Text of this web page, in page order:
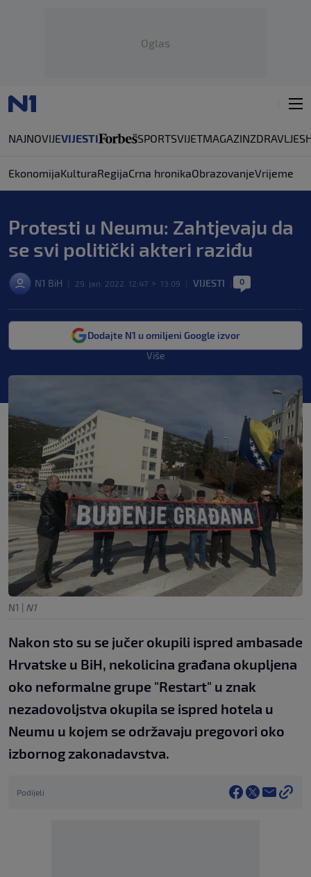
Oglas
NAJNOVIJEVIJESTI SPORTSVIJETMAGAZINZDRAVLJE
EkonomijaKulturaRegijaCrna hronikaObrazovanjeVrijeme
Protesti u Neumu: Zahtjevaju da
se svi politički akteri raziđu
N1 BiH 29. jan. 2022. 12:47 > 13:09 VIJESTI 0
Dodajte N1 u omiljeni Google izvor
Više
N1 | N1
Nakon sto su se jučer okupili ispred ambasade
Hrvatske u BiH, nekolicina građana okupljena
oko neformalne grupe "Restart" u znak
nezadovoljstva okupila se ispred hotela u
Neumu u kojem se održavaju pregovori oko
izbornog zakonadavstva.
Podijeli